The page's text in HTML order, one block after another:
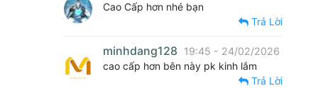
Cao Cấp hơn nhé bạn
Trả Lời
minhdang128
19:45 - 24/02/2026
cao cấp hơn bên này pk kinh lắm
Trả Lời